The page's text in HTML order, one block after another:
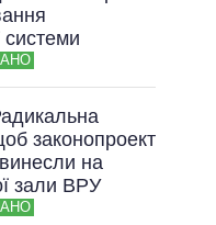
системи
законопроект
на
зали ВРУ